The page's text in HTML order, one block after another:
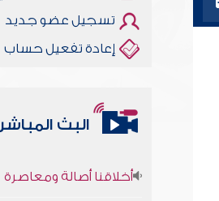
تسجيل عضو جديد
إعادة تفعيل حساب
البث المباشر